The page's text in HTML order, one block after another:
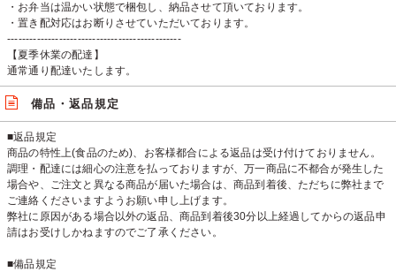
・お弁当は温かい状態で梱包し、納品させて頂いております。
・置き配対応はお断りさせていただいております。
-----------------------------------------------
【夏季休業の配達】
通常通り配達いたします。
備品・返品規定
■返品規定
商品の特性上(食品のため)、お客様都合による返品は受け付けておりません。
調理・配達には細心の注意を払っておりますが、万一商品に不都合が発生した
場合や、ご注文と異なる商品が届いた場合は、商品到着後、ただちに弊社まで
ご連絡くださいますようお願い申し上げます。
弊社に原因がある場合以外の返品、商品到着後30分以上経過してからの返品申
請はお受けしかねますのでご了承ください。
■備品規定